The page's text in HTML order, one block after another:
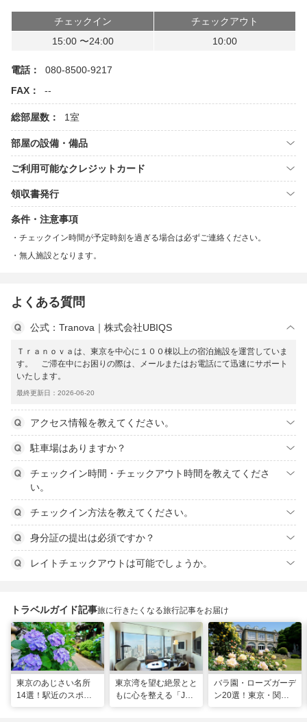
チェックイン
チェックアウト
15:00 〜24:00
10:00
電話：
080-8500-9217
FAX：
--
総部屋数： 1室
部屋の設備・備品
ご利用可能なクレジットカード
領収書発行
条件・注意事項
チェックイン時間が予定時刻を過ぎる場合は必ずご連絡ください。
無人施設となります。
よくある質問
公式：Tranova｜株式会社UBIQS
Ｔｒａｎｏｖａは、東京を中心に１００棟以上の宿泊施設を運営していま
す。 ご滞在中にお困りの際は、メールまたはお電話にて迅速にサポート
いたします。
最終更新日：2026-06-20
アクセス情報を教えてください。
駐車場はありますか？
チェックイン時間・チェックアウト時間を教えてくださ
い。
チェックイン方法を教えてください。
身分証の提出は必須ですか？
レイトチェックアウトは可能でしょうか。
トラベルガイド記事旅に行きたくなる旅行記事をお届け
東京のあじさい名所
14選！駅近のスポッ
東京湾を望む絶景とと
もに心を整える「JW
バラ園・ローズガーデ
ン20選！東京・関東